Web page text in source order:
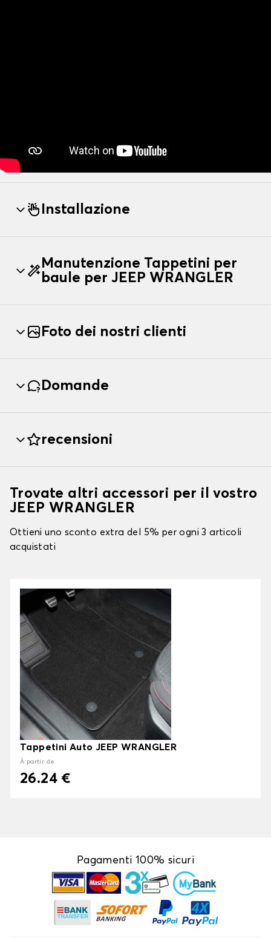
Installazione
Manutenzione Tappetini per
baule per JEEP WRANGLER
Foto dei nostri clienti
Domande
recensioni
Trovate altri accessori per il vostro
JEEP WRANGLER
Ottieni uno sconto extra del 5% per ogni 3 articoli
acquistati
Tappetini Auto JEEP WRANGLER
À partir de
26.24 €
Pagamenti 100% sicuri